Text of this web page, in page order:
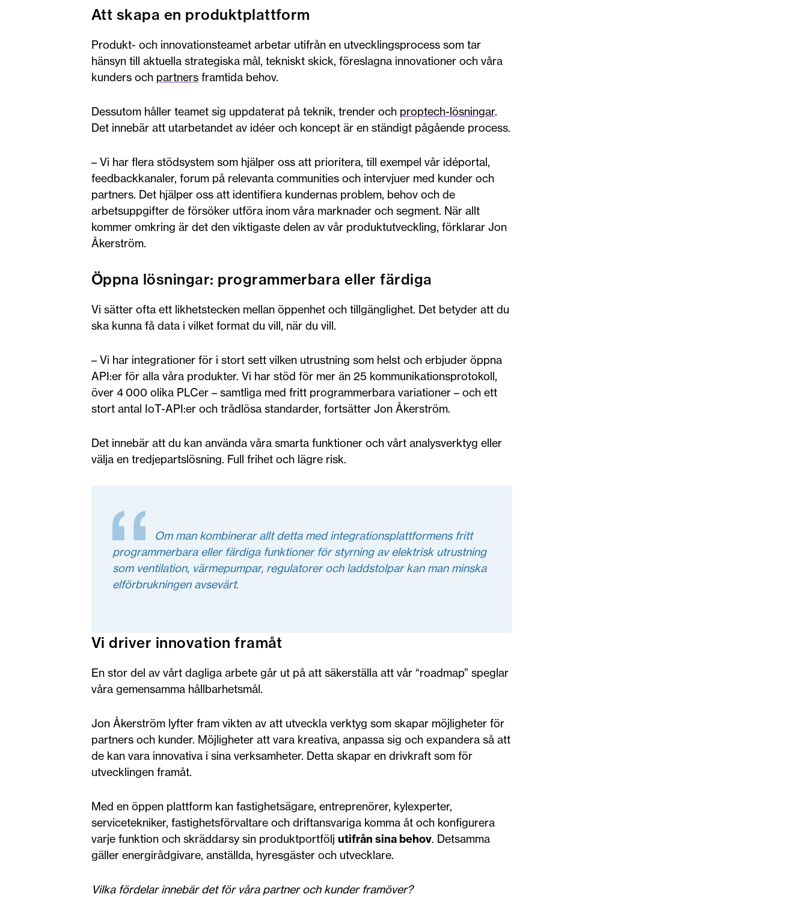
Att skapa en produktplattform
Produkt- och innovationsteamet arbetar utifrån en utvecklingsprocess som tar
hänsyn till aktuella strategiska mål, tekniskt skick, föreslagna innovationer och våra
kunders och partners framtida behov.
Dessutom håller teamet sig uppdaterat på teknik, trender och proptech-lösningar.
Det innebär att utarbetandet av idéer och koncept är en ständigt pågående process.
– Vi har flera stödsystem som hjälper oss att prioritera, till exempel vår idéportal,
feedbackkanaler, forum på relevanta communities och intervjuer med kunder och
partners. Det hjälper oss att identifiera kundernas problem, behov och de
arbetsuppgifter de försöker utföra inom våra marknader och segment. När allt
kommer omkring är det den viktigaste delen av vår produktutveckling, förklarar Jon
Åkerström.
Öppna lösningar: programmerbara eller färdiga
Vi sätter ofta ett likhetstecken mellan öppenhet och tillgänglighet. Det betyder att du
ska kunna få data i vilket format du vill, när du vill.
– Vi har integrationer för i stort sett vilken utrustning som helst och erbjuder öppna
API:er för alla våra produkter. Vi har stöd för mer än 25 kommunikationsprotokoll,
över 4 000 olika PLCer – samtliga med fritt programmerbara variationer – och ett
stort antal IoT-API:er och trådlösa standarder, fortsätter Jon Åkerström.
Det innebär att du kan använda våra smarta funktioner och vårt analysverktyg eller
välja en tredjepartslösning. Full frihet och lägre risk.
Om man kombinerar allt detta med integrationsplattformens fritt
programmerbara eller färdiga funktioner för styrning av elektrisk utrustning
som ventilation, värmepumpar, regulatorer och laddstolpar kan man minska
elförbrukningen avsevärt.
Vi driver innovation framåt
En stor del av vårt dagliga arbete går ut på att säkerställa att vår “roadmap” speglar
våra gemensamma hållbarhetsmål.
Jon Åkerström lyfter fram vikten av att utveckla verktyg som skapar möjligheter för
partners och kunder. Möjligheter att vara kreativa, anpassa sig och expandera så att
de kan vara innovativa i sina verksamheter. Detta skapar en drivkraft som för
utvecklingen framåt.
Med en öppen plattform kan fastighetsägare, entreprenörer, kylexperter,
servicetekniker, fastighetsförvaltare och driftansvariga komma åt och konfigurera
varje funktion och skräddarsy sin produktportfölj utifrån sina behov. Detsamma
gäller energirådgivare, anställda, hyresgäster och utvecklare.
Vilka fördelar innebär det för våra partner och kunder framöver?